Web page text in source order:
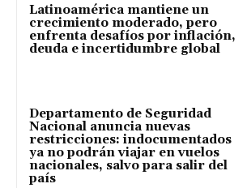
Latinoamérica mantiene un
crecimiento moderado, pero
enfrenta desafíos por inflación,
deuda e incertidumbre global
Departamento de Seguridad
Nacional anuncia nuevas
restricciones: indocumentados
ya no podrán viajar en vuelos
nacionales, salvo para salir del
país